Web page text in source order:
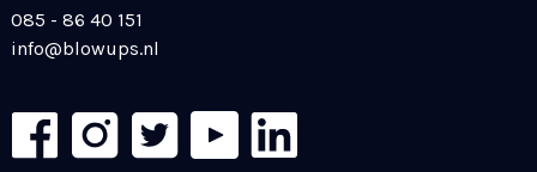
085 - 86 40 151
info@blowups.nl